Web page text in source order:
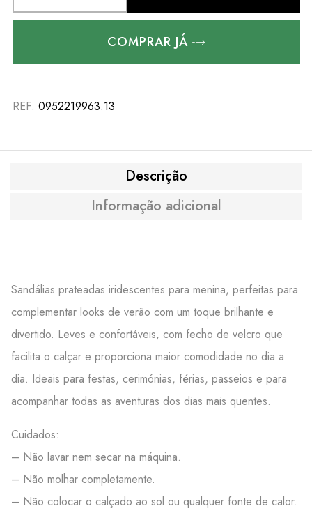
COMPRAR JÁ
REF: 0952219963.13
Descrição
Informação adicional
Sandálias prateadas iridescentes para menina, perfeitas para
complementar looks de verão com um toque brilhante e
divertido. Leves e confortáveis, com fecho de velcro que
facilita o calçar e proporciona maior comodidade no dia a
dia. Ideais para festas, cerimónias, férias, passeios e para
acompanhar todas as aventuras dos dias mais quentes.
Cuidados:
– Não lavar nem secar na máquina.
– Não molhar completamente.
– Não colocar o calçado ao sol ou qualquer fonte de calor.